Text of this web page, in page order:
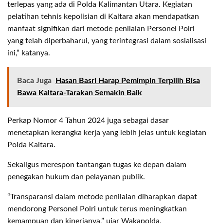
terlepas yang ada di Polda Kalimantan Utara. Kegiatan
pelatihan tehnis kepolisian di Kaltara akan mendapatkan
manfaat signifikan dari metode penilaian Personel Polri
yang telah diperbaharui, yang terintegrasi dalam sosialisasi
ini,” katanya.
Baca Juga
Hasan Basri Harap Pemimpin Terpilih Bisa
Bawa Kaltara-Tarakan Semakin Baik
Perkap Nomor 4 Tahun 2024 juga sebagai dasar
menetapkan kerangka kerja yang lebih jelas untuk kegiatan
Polda Kaltara.
Sekaligus merespon tantangan tugas ke depan dalam
penegakan hukum dan pelayanan publik.
“Transparansi dalam metode penilaian diharapkan dapat
mendorong Personel Polri untuk terus meningkatkan
kemampuan dan kinerjanya,” ujar Wakapolda.